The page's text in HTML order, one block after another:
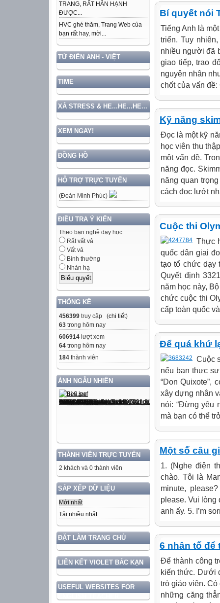
TRANG, RẤT HÂN HẠNH
ĐƯỢC...
HVC ghé thăm, Trang Web của
bạn rất hay, mời...
TỪ ĐIỂN ANH - VIỆT
TIME
XẢ STRESS & HE...HE...HE...
XEM NGAY!
ĐỒNG HỒ
HỖ TRỢ TRỰC TUYẾN
(Đoàn Minh Phúc)
ĐIỀU TRA Ý KIẾN
Theo bạn nghề dạy học
Rất vất vả
Vất vả
Bình thường
Nhàn hạ
THỐNG KÊ
456399 truy cập (chi tiết)
63 trong hôm nay
606914 lượt xem
64 trong hôm nay
184 thành viên
ẢNH NGẪU NHIÊN
THÀNH VIÊN TRỰC TUYẾN
2 khách và 0 thành viên
SẮP XẾP DỮ LIỆU
Mới nhất
Tải nhiều nhất
ĐẶT LÀM TRANG CHỦ
LIÊN KẾT VIOLET BẮC KẠN
USEFUL WEBSITES FOR
Bí quyết nói
Tiếng Anh là
triển. Tuy
nhiều người đã
giao tiếp, trao
nguyên nhân
chốt của vấn đề:
Kỹ năng
Đọc là một kỹ
học viên thu
một vấn đề.
năng đọc.
năng quan
cách đọc lướt
Cuộc thi
Thực
quốc dân giai
tạo tổ chức dạy
Quyết định
năm học này,
chức cuộc thi
cấp toàn quốc
Để quá khứ
Cuộc
nếu bạn thực
“Don Quixote”,
xây dựng nhân
nói: “Đừng yêu
mà bạn có thể
Một số câu
1. (Nghe điện
chào. Tôi là
minute,
please. Vui lòng
anh ấy. 5. I’m
6 nhân tố để
Để thành công
kiến thức. Dưới
trò giáo viên.
những căng